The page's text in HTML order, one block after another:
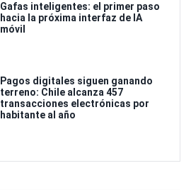
Gafas inteligentes: el primer paso
hacia la próxima interfaz de IA
móvil
Pagos digitales siguen ganando
terreno: Chile alcanza 457
transacciones electrónicas por
habitante al año